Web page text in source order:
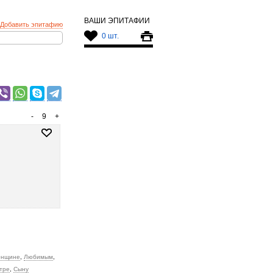
ВАШИ ЭПИТАФИИ
0 шт.
Добавить эпитафию
+
9
-
Любимым
Сыну